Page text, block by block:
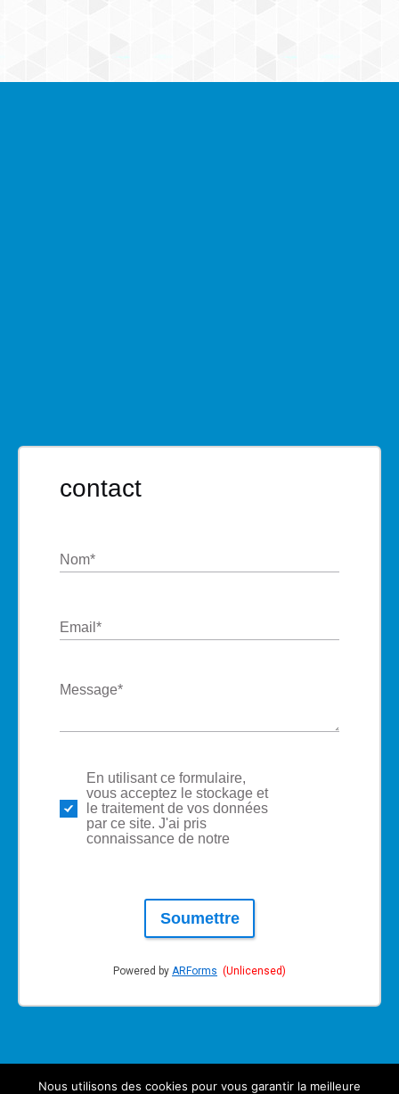
contact
Nom*
Email *
Message*
En utilisant ce formulaire,
vous acceptez le stockage et
le traitement de vos données
par ce site. J'ai pris
connaissance de notre
Soumettre
Powered by ARForms (Unlicensed)
Nous utilisons des cookies pour vous garantir la meilleure